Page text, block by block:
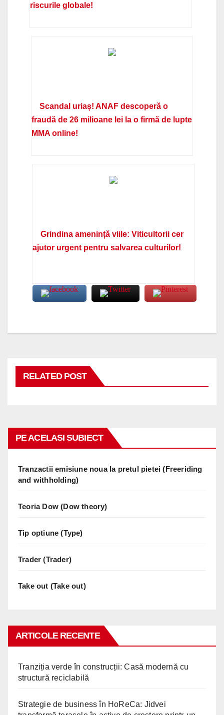
riscurile globale!
Scandal uriaș! ANAF descoperă o
fraudă de 26 milioane lei la o firmă de lupte
MMA online!
Grindina amenință viile: Viticultorii cer
ajutor urgent pentru salvarea culturilor!
RELATED POST
PE ACELASI SUBIECT
Tranzactii emisiune noua la pretul pietei (Freeriding
and withholding)
Teoria Dow (Dow theory)
Tip optiune (Type)
Trader (Trader)
Take out (Take out)
ARTICOLE RECENTE
Tranziția verde în construcții: Casă modernă cu
structură reciclabilă
Strategie de business în HoReCa: Jidvei